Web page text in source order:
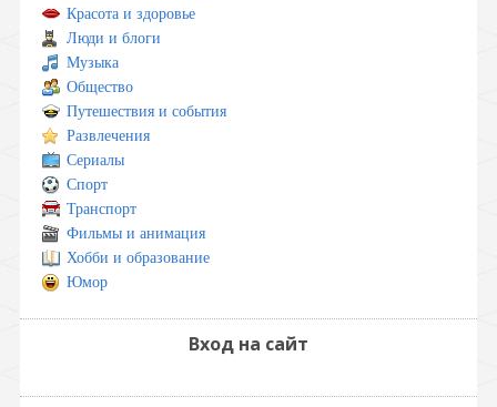
Красота и здоровье
Люди и блоги
Музыка
Общество
Путешествия и события
Развлечения
Сериалы
Спорт
Транспорт
Фильмы и анимация
Хобби и образование
Юмор
Вход на сайт